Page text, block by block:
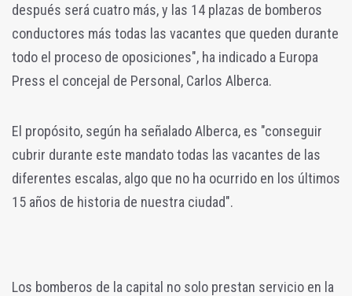
después será cuatro más, y las 14 plazas de bomberos
conductores más todas las vacantes que queden durante
todo el proceso de oposiciones", ha indicado a Europa
Press el concejal de Personal, Carlos Alberca.
El propósito, según ha señalado Alberca, es "conseguir
cubrir durante este mandato todas las vacantes de las
diferentes escalas, algo que no ha ocurrido en los últimos
15 años de historia de nuestra ciudad".
Los bomberos de la capital no solo prestan servicio en la